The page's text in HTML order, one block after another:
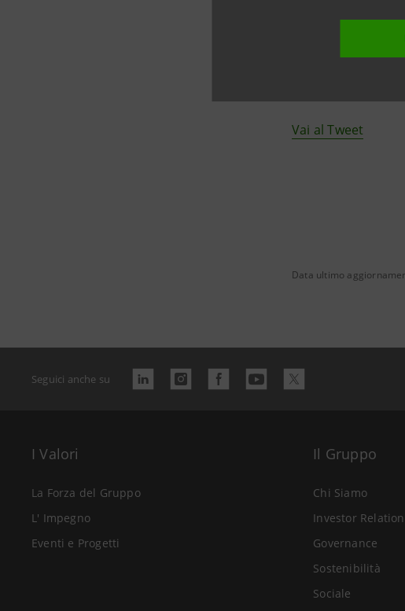
Vai al Tweet
Data ultimo
Seguici anche su
I Valori
La Forza del Gruppo
L' Impegno
Eventi e Progetti
Il Gruppo
Chi Siamo
Investor
Governance
Sostenibilità
Sociale